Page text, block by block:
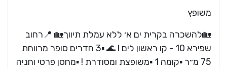
משופץ
🏡להשכרה בקרית ים א׳ ללא עמלת תיווך🏡 📍רחוב
שפירא 10 - קו ראשון לים ! 🌊 ▪️3 חדרים סופר מרווחת
75 מ״ר ▪️קומה 1 ▪️משופצת ומסודרת ! ▪️מחסן פרטי וחניה